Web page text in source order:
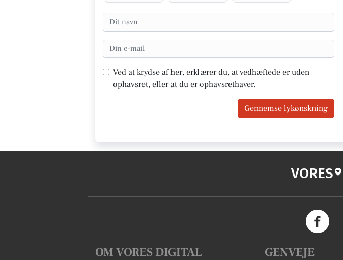
Ved at krydse af her, erklærer du, at vedhæftede er uden
ophavsret, eller at du er ophavsrethaver.
Gennemse lykønskning
VORES
OM VORES DIGITAL GENVEJE